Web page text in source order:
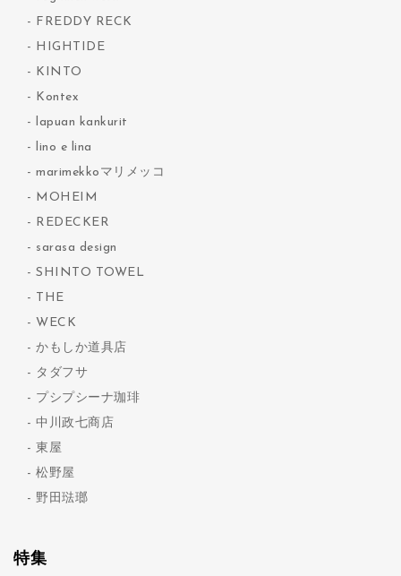
FREDDY RECK
HIGHTIDE
KINTO
Kontex
lapuan kankurit
lino e lina
marimekkoマリメッコ
MOHEIM
REDECKER
sarasa design
SHINTO TOWEL
THE
WECK
かもしか道具店
タダフサ
プシプシーナ珈琲
中川政七商店
東屋
松野屋
野田琺瑯
特集